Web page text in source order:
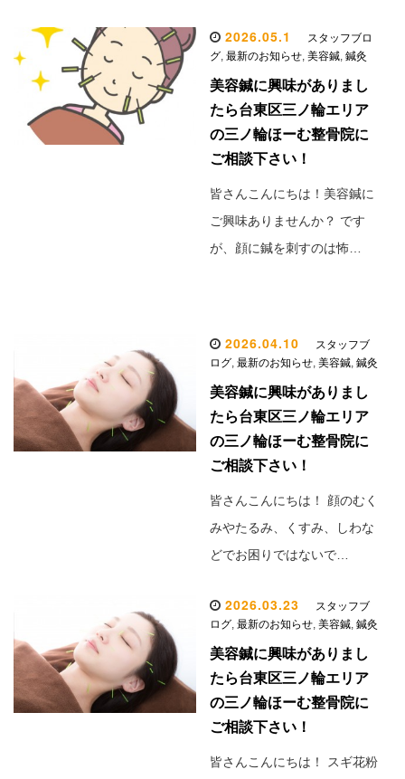
2026.05.1
スタッフブロ
グ, 最新のお知らせ, 美容鍼, 鍼灸
美容鍼に興味がありまし
たら台東区三ノ輪エリア
の三ノ輪ほーむ整骨院に
ご相談下さい！
皆さんこんにちは！美容鍼に
ご興味ありませんか？ です
が、顔に鍼を刺すのは怖…
2026.04.10
スタッフブ
ログ, 最新のお知らせ, 美容鍼, 鍼灸
美容鍼に興味がありまし
たら台東区三ノ輪エリア
の三ノ輪ほーむ整骨院に
ご相談下さい！
皆さんこんにちは！ 顔のむく
みやたるみ、くすみ、しわな
どでお困りではないで…
2026.03.23
スタッフブ
ログ, 最新のお知らせ, 美容鍼, 鍼灸
美容鍼に興味がありまし
たら台東区三ノ輪エリア
の三ノ輪ほーむ整骨院に
ご相談下さい！
皆さんこんにちは！ スギ花粉